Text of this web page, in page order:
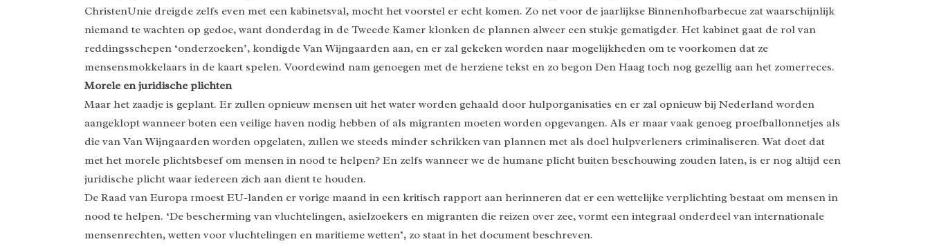
ChristenUnie dreigde zelfs even met een kabinetsval, mocht het voorstel er echt komen. Zo net voor de jaarlijkse Binnenhofbarbecue zat waarschijnlijk
niemand te wachten op gedoe, want donderdag in de Tweede Kamer klonken de plannen alweer een stukje gematigder. Het kabinet gaat de rol van
reddingsschepen ‘onderzoeken’, kondigde Van Wijngaarden aan, en er zal gekeken worden naar mogelijkheden om te voorkomen dat ze
mensensmokkelaars in de kaart spelen. Voordewind nam genoegen met de herziene tekst en zo begon Den Haag toch nog gezellig aan het zomerreces.
Morele en juridische plichten
Maar het zaadje is geplant. Er zullen opnieuw mensen uit het water worden gehaald door hulporganisaties en er zal opnieuw bij Nederland worden
aangeklopt wanneer boten een veilige haven nodig hebben of als migranten moeten worden opgevangen. Als er maar vaak genoeg proefballonnetjes als
die van Van Wijngaarden worden opgelaten, zullen we steeds minder schrikken van plannen met als doel hulpverleners criminaliseren. Wat doet dat
met het morele plichtsbesef om mensen in nood te helpen? En zelfs wanneer we de humane plicht buiten beschouwing zouden laten, is er nog altijd een
juridische plicht waar iedereen zich aan dient te houden.
De Raad van Europa 1moest EU-landen er vorige maand in een kritisch rapport aan herinneren dat er een wettelijke verplichting bestaat om mensen in
nood te helpen. ‘De bescherming van vluchtelingen, asielzoekers en migranten die reizen over zee, vormt een integraal onderdeel van internationale
mensenrechten, wetten voor vluchtelingen en maritieme wetten’, zo staat in het document beschreven.